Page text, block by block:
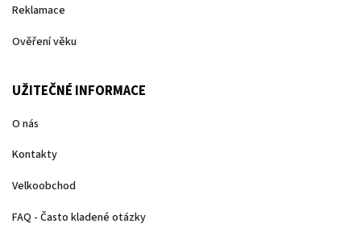
Reklamace
Ověření věku
UŽITEČNÉ INFORMACE
O nás
Kontakty
Velkoobchod
FAQ - Často kladené otázky